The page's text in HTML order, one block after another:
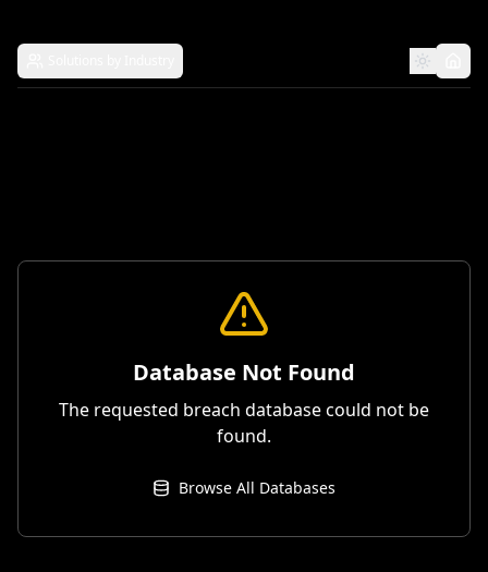
Database Not Found
The requested breach database could not be
found.
Browse All Databases